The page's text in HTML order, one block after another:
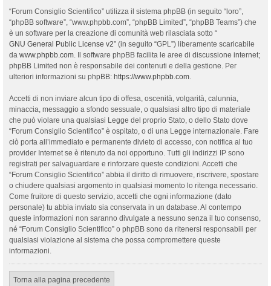
“Forum Consiglio Scientifico” utilizza il sistema phpBB (in seguito “loro”,
“phpBB software”, “www.phpbb.com”, “phpBB Limited”, “phpBB Teams”) che
è un software per la creazione di comunità web rilasciata sotto “
GNU General Public License v2” (in seguito “GPL”) liberamente scaricabile
da www.phpbb.com. Il software phpBB facilita le aree di discussione internet;
phpBB Limited non è responsabile dei contenuti e della gestione. Per
ulteriori informazioni su phpBB: https://www.phpbb.com.
Accetti di non inviare alcun tipo di offesa, oscenità, volgarità, calunnia,
minaccia, messaggio a sfondo sessuale, o qualsiasi altro tipo di materiale
che può violare una qualsiasi Legge del proprio Stato, o dello Stato dove
“Forum Consiglio Scientifico” è ospitato, o di una Legge internazionale. Fare
ciò porta all’immediato e permanente divieto di accesso, con notifica al tuo
provider Internet se è ritenuto da noi opportuno. Tutti gli indirizzi IP sono
registrati per salvaguardare e rinforzare queste condizioni. Accetti che
“Forum Consiglio Scientifico” abbia il diritto di rimuovere, riscrivere, spostare
o chiudere qualsiasi argomento in qualsiasi momento lo ritenga necessario.
Come fruitore di questo servizio, accetti che ogni informazione (dato
personale) tu abbia inviato sia conservata in un database. Al contempo
queste informazioni non saranno divulgate a nessuno senza il tuo consenso,
né “Forum Consiglio Scientifico” o phpBB sono da ritenersi responsabili per
qualsiasi violazione al sistema che possa compromettere queste
informazioni.
Torna alla pagina precedente